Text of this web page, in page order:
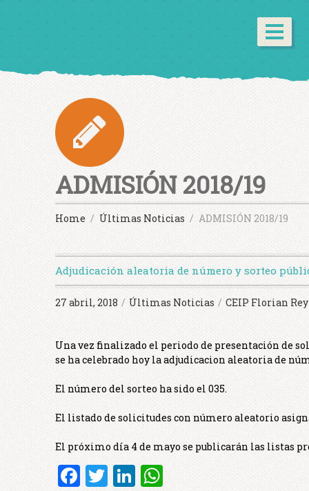
ADMISIÓN 2018/19
Home Últimas Noticias ADMISIÓN 2018/19
Adjudicación aleatoria de número y sorteo
27 abril, 2018 / Últimas Noticias / CEIP Florian Rey
Una vez finalizado el periodo de presentación de
se ha celebrado hoy la adjudicacion aleatoria de
El número del sorteo ha sido el 035.
El listado de solicitudes con número aleatorio
El próximo día 4 de mayo se publicarán las listas
Facebook
Twitter
LinkedIn
WhatsApp